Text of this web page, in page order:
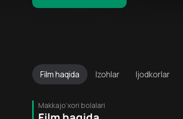
Filmhaqida Izohlar Ijodkorlar
Makkajo‘xori bolalari